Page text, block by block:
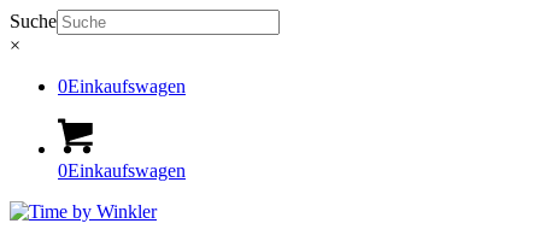
Suche
×
0Einkaufswagen
0Einkaufswagen